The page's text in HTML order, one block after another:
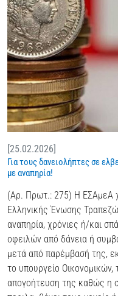
[25.02.2026]
Για τους δανειολήπτες σε
με αναπηρία!
(Αρ. Πρωτ.: 275) Η ΕΣΑμεΑ
Ελληνικής Ένωσης
αναπηρία, χρόνιες ή/και
οφειλών από δάνεια ή
μετά από παρέμβασή της,
το υπουργείο Οικονομικών,
απογοήτευση της καθώς η